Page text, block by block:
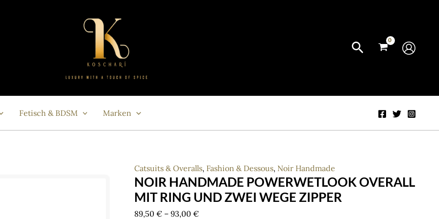
Fetisch & BDSM Marken
Catsuits & Overalls, Fashion & Dessous, Noir Handmade
NOIR HANDMADE POWERWETLOOK OVERALL
MIT RING UND ZWEI WEGE ZIPPER
89,50 € – 93,00 €Price